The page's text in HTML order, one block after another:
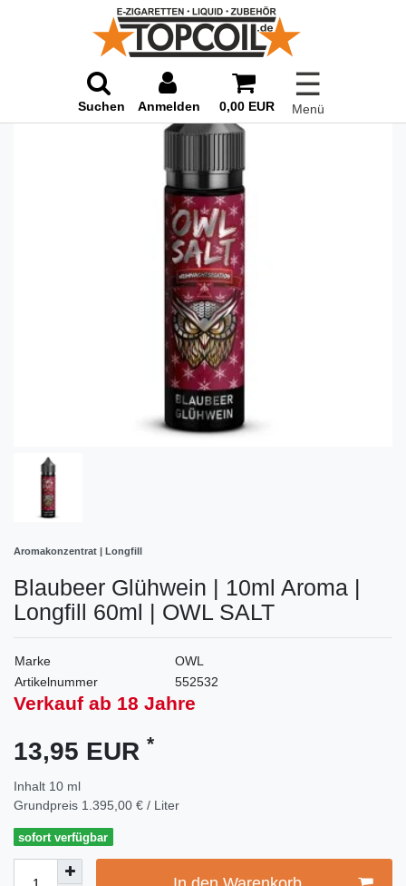
Suchen Anmelden 0,00 EUR
☰
Menü
Aromakonzentrat | Longfill
Blaubeer Glühwein | 10ml Aroma |
Longfill 60ml | OWL SALT
Marke
OWL
Artikelnummer
552532
Verkauf ab 18 Jahre
13,95 EUR *
Inhalt 10 ml
Grundpreis 1.395,00 € / Liter
sofort verfügbar